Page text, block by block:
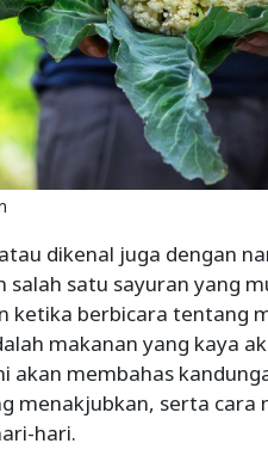
dikenal juga dengan
salah satu sayuran yang
ketika berbicara tentang
makanan yang kaya
akan membahas
menakjubkan, serta cara
hari.